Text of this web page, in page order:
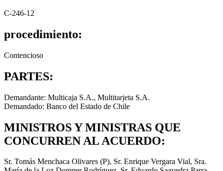
C-246-12
procedimiento:
Contencioso
PARTES:
Demandante: Multicaja S.A., Multitarjeta S.A.
Demandado: Banco del Estado de Chile
MINISTROS Y MINISTRAS QUE
CONCURREN AL ACUERDO:
Sr. Tomás Menchaca Olivares (P), Sr. Enrique Vergara Vial, Sra.